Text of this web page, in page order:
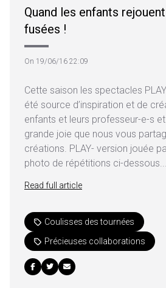
Quand les enfants
fusées !
On 19/06/16 22:09
Cette saison les spectacles
été source d’inspiration et de
enfants et leurs professeur-e-s
grande joie que nous vous
créations. PLAY- version jouée
photo de répétitions ci-dessous...
Read full article
Coulisses des tournées
Précieuses collaborations